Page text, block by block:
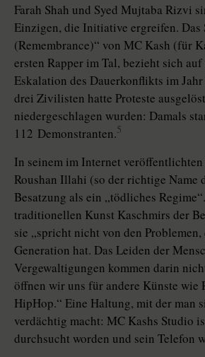
Farah Shah und Syed Mujtaba Rizvi
Einzigen, die Initiative ergreifen. Das
(Remem­brance)“ von MC Kash (für
ersten Rapper im Tal, bezieht sich
Eskalation des Dauerkonflikts im
drei Zivilisten hatte Proteste
niedergeschlagen wurden: Damals
112 Demonstranten.5
In seinem im Internet
Roushan Illahi (so der richtige Name
Besatzung als ein „tödliches
traditionellen Kunst Kaschmirs der
sie „spricht nicht von den Problemen,
Generation hat. Das Leiden der
Vergewaltigungen kommen darin
öffnen wir uns für andere Künste wie
HipHop.“ Eine Haltung, mit der man
verdächtig macht: MC Kashs Studio
durchsucht worden und sein Telefon